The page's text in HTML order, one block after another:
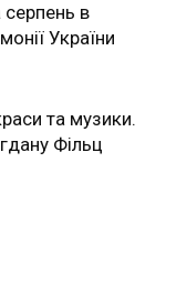
в
України
та музики.
Фільц